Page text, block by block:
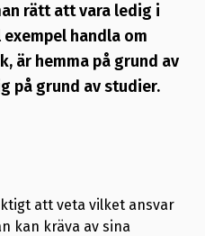
rätt att vara ledig i
handla om
är hemma på grund av
på grund av studier.
att veta vilket ansvar
kan kräva av sina